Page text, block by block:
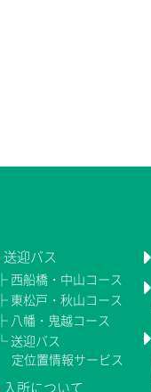
送迎バス
├ 西船橋・中山コース
├ 東松戸・秋山コース
├ 八幡・鬼越コース
└送迎バス
定位置情報サービス
入所について